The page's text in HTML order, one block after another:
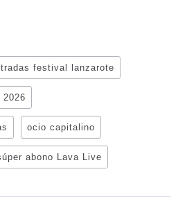
festival lanzarote
ocio capitalino
abono Lava Live